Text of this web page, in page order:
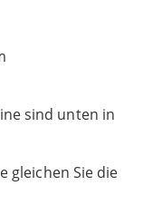
sind unten in
gleichen Sie die